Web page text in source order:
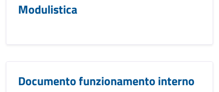
Modulistica
Documento funzionamento interno